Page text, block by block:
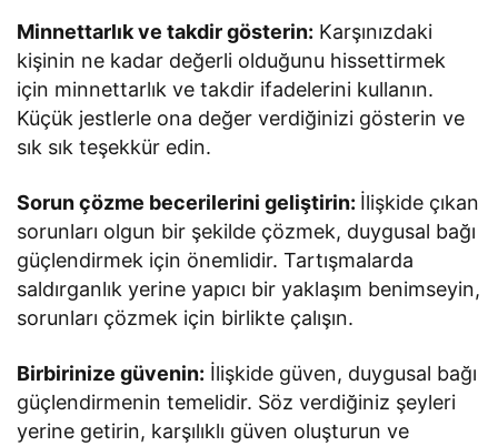
Minnettarlık ve takdir gösterin: Karşınızdaki
kişinin ne kadar değerli olduğunu hissettirmek
için minnettarlık ve takdir ifadelerini kullanın.
Küçük jestlerle ona değer verdiğinizi gösterin ve
sık sık teşekkür edin.
Sorun çözme becerilerini geliştirin: İlişkide çıkan
sorunları olgun bir şekilde çözmek, duygusal bağı
güçlendirmek için önemlidir. Tartışmalarda
saldırganlık yerine yapıcı bir yaklaşım benimseyin,
sorunları çözmek için birlikte çalışın.
Birbirinize güvenin: İlişkide güven, duygusal bağı
güçlendirmenin temelidir. Söz verdiğiniz şeyleri
yerine getirin, karşılıklı güven oluşturun ve